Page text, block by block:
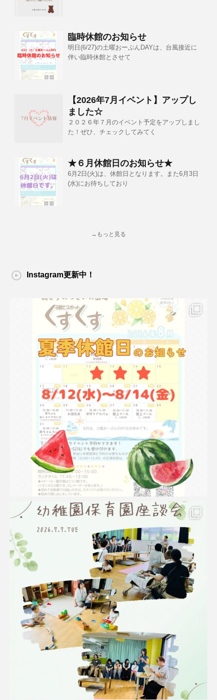
臨時休館のお知らせ
明日(6/27)の土曜おーぷんDAYは、台風接近に
伴い臨時休館とさせて
【2026年7月イベント】アップし
ました☆
２０２６年７月のイベント予定をアップしまし
た！ぜひ、チェックしてみてく
★６月休館日のお知らせ★
6月2日(火)は、休館日となります。また6月3日
(水)にお待ちしており
→もっと見る
Instagram更新中！